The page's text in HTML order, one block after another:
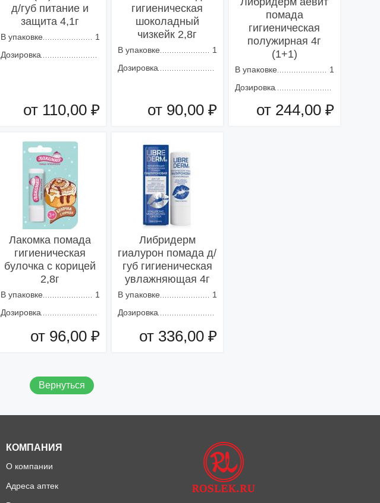
д/губ питание и
защита 4,1г
В упаковке
1
Дозировка
от 110,00 ₽
гигиеническая
шоколадный
чизкейк 2,8г
В упаковке
1
Дозировка
от 90,00 ₽
помада
гигиеническая
полужирная 4г
(1+1)
В упаковке
1
Дозировка
от 244,00 ₽
Лакомка помада
гигиеническая
булочка с корицей
2,8г
В упаковке
1
Дозировка
от 96,00 ₽
Либридерм
гиалурон помада д/
губ гигиеническая
увлажняющая 4г
В упаковке
1
Дозировка
от 336,00 ₽
Вернуться
КОМПАНИЯ
О компании
Адреса аптек